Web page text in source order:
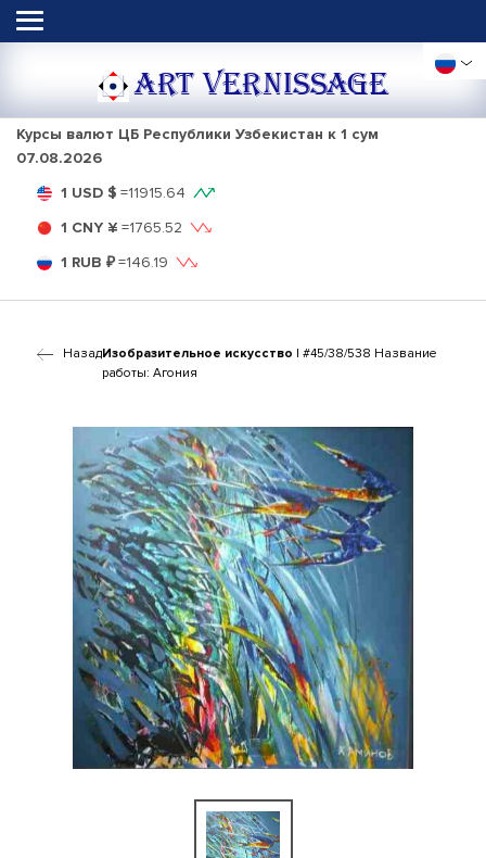
ART VERNISSAGE
Курсы валют ЦБ Республики Узбекистан к 1 сум
07.08.2026
1 USD $ =11915.64
1 CNY ¥ =1765.52
1 RUB ₽=146.19
НазадИзобразительное искусство | #45/38/538 Название
работы: Агония